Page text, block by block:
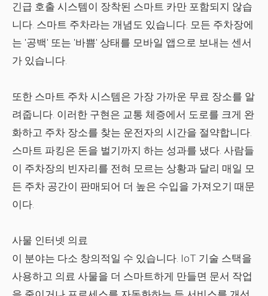
긴급 호출 시스템이 장착된 스마트 카만 포함되지 않습
니다. 스마트 주차라는 개념도 있습니다. 모든 주차장에
는 '공백' 또는 '바쁨' 상태를 모바일 앱으로 보내는 센서
가 있습니다.
또한 스마트 주차 시스템은 가장 가까운 무료 장소를 알
려줍니다. 이러한 구현은 교통 체증에서 도로를 크게 완
화하고 주차 장소를 찾는 운전자의 시간을 절약합니다.
스마트 파킹은 돈을 벌기까지 하는 성과를 냈다. 사람들
이 주차장의 빈자리를 전혀 모르는 상황과 달리 매일 모
든 주차 공간이 판매되어 더 높은 수입을 가져오기 때문
이다.
사물 인터넷 의료
이 분야는 다소 창의적일 수 있습니다. IoT 기술 스택을
사용하고 의료 사물을 더 스마트하게 만들면 문서 작업